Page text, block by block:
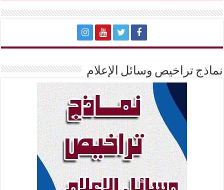
نماذج تراخيص وسائل الإعلام